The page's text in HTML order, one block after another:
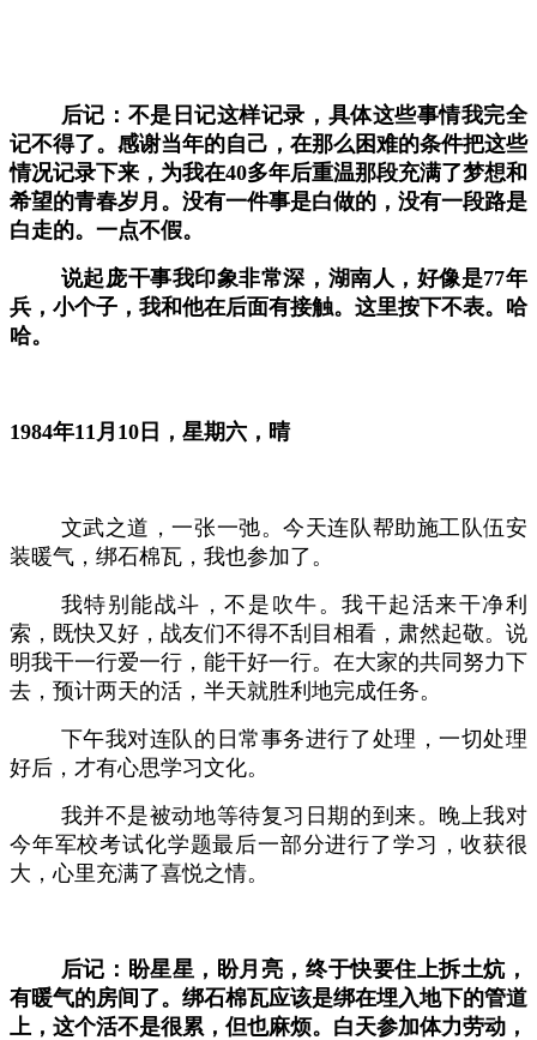
后记：不是日记这样记录，具体这些事情我完全
记不得了。感谢当年的自己，在那么困难的条件把这些
情况记录下来，为我在40多年后重温那段充满了梦想和
希望的青春岁月。没有一件事是白做的，没有一段路是
白走的。一点不假。
说起庞干事我印象非常深，湖南人，好像是77年
兵，小个子，我和他在后面有接触。这里按下不表。哈
哈。
1984年11月 10日，星期六，晴
文武之道，一张一弛。今天连队帮助施工队伍安
装暖气，绑石棉瓦，我也参加了。
我特别能战斗，不是吹牛。我干起活来干净利
索，既快又好，战友们不得不刮目相看，肃然起敬。说
明我干一行爱一行，能干好一行。在大家的共同努力下
去，预计两天的活，半天就胜利地完成任务。
下午我对连队的日常事务进行了处理，一切处理
好后，才有心思学习文化。
我并不是被动地等待复习日期的到来。晚上我对
今年军校考试化学题最后一部分进行了学习，收获很
大，心里充满了喜悦之情。
后记：盼星星，盼月亮，终于快要住上拆土炕，
有暖气的房间了。绑石棉瓦应该是绑在埋入地下的管道
上，这个活不是很累，但也麻烦。白天参加体力劳动，